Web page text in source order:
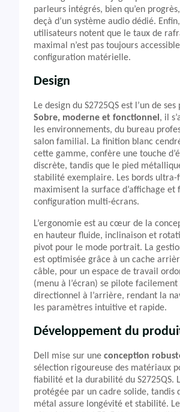
parleurs intégrés, bien qu’en
deçà d’un système audio dédié.
utilisateurs notent que le taux de
maximal n’est pas toujours
configuration matérielle.
Design
Le design du S2725QS est l’un de
Sobre, moderne et fonctionnel , il
les environnements, du bureau
salon familial. La finition blanc
cette gamme, confère une touche
discrète, tandis que le pied
stabilité exemplaire. Les bords ultra-
maximisent la surface d’affichage et
configuration multi-écrans.
L’ergonomie est au cœur de la
en hauteur fluide, inclinaison et
pivot pour le mode portrait. La
est optimisée grâce à un cache
câble, pour un espace de travail
(menu à l’écran) se pilote
directionnel à l’arrière, rendant la
les paramètres intuitive et rapide.
Développement du
Dell mise sur une conception
sélection rigoureuse des matériaux
fiabilité et la durabilité du S2725QS.
protégée par un cadre solide, tandis
métal assure longévité et stabilité. Le